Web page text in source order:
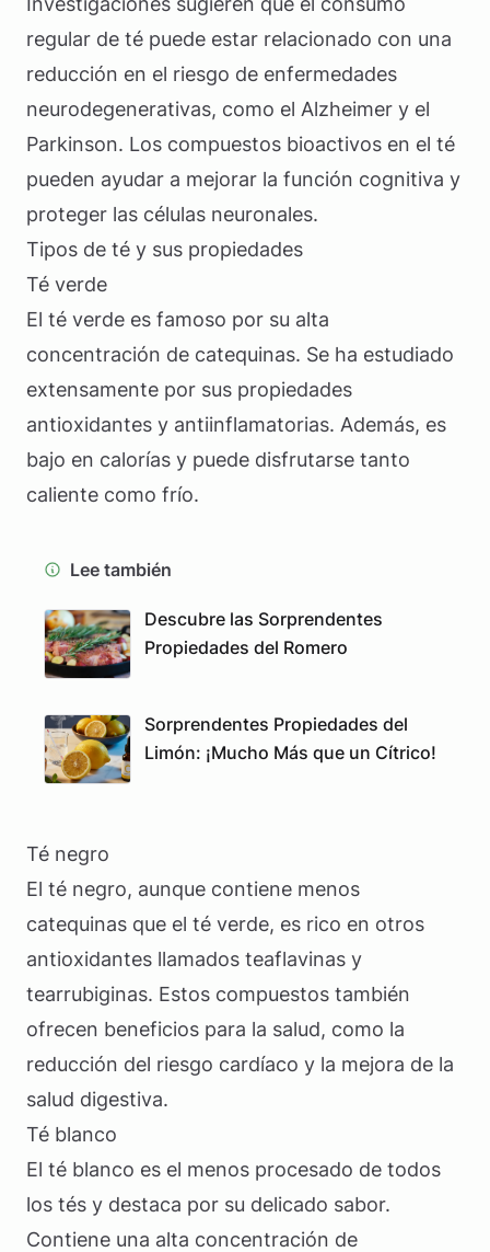
regular de té puede estar relacionado con una
reducción en el riesgo de enfermedades
neurodegenerativas, como el Alzheimer y el
Parkinson. Los compuestos bioactivos en el té
pueden ayudar a mejorar la función cognitiva y
proteger las células neuronales.
Tipos de té y sus propiedades
Té verde
El té verde es famoso por su alta
concentración de catequinas. Se ha estudiado
extensamente por sus propiedades
antioxidantes y antiinflamatorias. Además, es
bajo en calorías y puede disfrutarse tanto
caliente como frío.
Lee también
Descubre las Sorprendentes
Propiedades del Romero
Sorprendentes Propiedades del
Limón: ¡Mucho Más que un Cítrico!
Té negro
El té negro, aunque contiene menos
catequinas que el té verde, es rico en otros
antioxidantes llamados teaflavinas y
tearrubiginas. Estos compuestos también
ofrecen beneficios para la salud, como la
reducción del riesgo cardíaco y la mejora de la
salud digestiva.
Té blanco
El té blanco es el menos procesado de todos
los tés y destaca por su delicado sabor.
Contiene una alta concentración de